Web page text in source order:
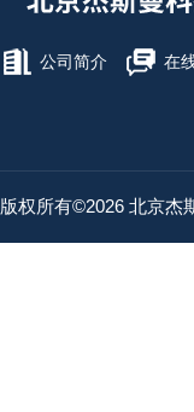
公司简介 在
版权所有©2026 北京杰